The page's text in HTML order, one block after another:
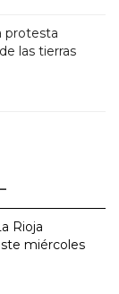
protesta
las tierras
Rioja
miércoles